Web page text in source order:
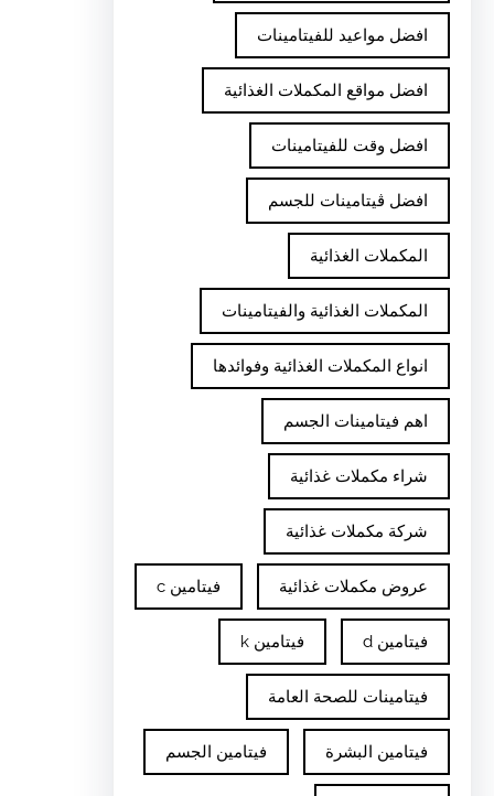
افضل مواعيد للفيتامينات
افضل مواقع المكملات الغذائية
افضل وقت للفيتامينات
افضل ڤيتامينات للجسم
المكملات الغذائية
المكملات الغذائية والفيتامينات
انواع المكملات الغذائية وفوائدها
اهم فيتامينات الجسم
شراء مكملات غذائية
شركة مكملات غذائية
عروض مكملات غذائية فيتامين c
فيتامين d فيتامين k
فيتامينات للصحة العامة
فيتامين البشرة فيتامين الجسم